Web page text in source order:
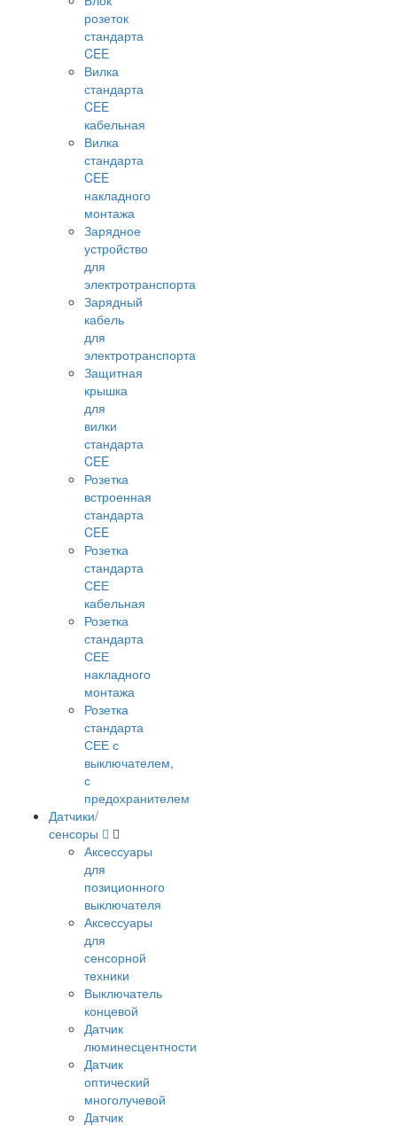
розеток
стандарта
CEE
Вилка
стандарта
CEE
кабельная
Вилка
стандарта
CEE
накладного
монтажа
Зарядное
устройство
для
электротранспорта
Зарядный
кабель
для
электротранспорта
Защитная
крышка
для
вилки
стандарта
CEE
Розетка
встроенная
стандарта
CEE
Розетка
стандарта
СЕЕ
кабельная
Розетка
стандарта
СЕЕ
накладного
монтажа
Розетка
стандарта
СЕЕ с
выключателем,
с
предохранителем
Датчики/
сенсоры
Аксессуары
для
позиционного
выключателя
Аксессуары
для
сенсорной
техники
Выключатель
концевой
Датчик
люминесцентности
Датчик
оптический
многолучевой
Датчик